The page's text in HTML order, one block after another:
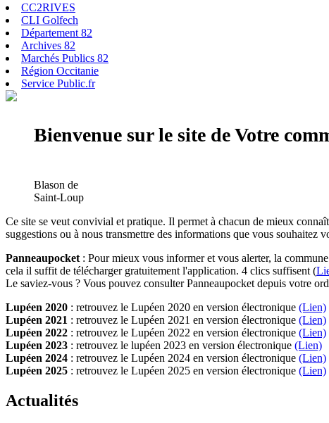
CC2RIVES
CLI Golfech
Département 82
Archives 82
Marchés Publics 82
Région Occitanie
Service Public.fr
Bienvenue sur le site de Votre
Blason de
Saint-Loup
Ce site se veut convivial et pratique. Il permet à chacun de mieux
suggestions ou à nous transmettre des informations que vous souhaitez
Panneaupocket : Pour mieux vous informer et vous alerter, la
cela il suffit de télécharger gratuitement l'application. 4 clics suffisent (
Le saviez-vous ? Vous pouvez consulter Panneaupocket depuis votre
Lupéen 2020 : retrouvez le Lupéen 2020 en version électronique (Lien)
Lupéen 2021 : retrouvez le Lupéen 2021 en version électronique (Lien)
Lupéen 2022 : retrouvez le Lupéen 2022 en version électronique (Lien)
Lupéen 2023 : retrouvez le lupéen 2023 en version électronique (Lien)
Lupéen 2024 : retrouvez le Lupéen 2024 en version électronique (Lien)
Lupéen 2025 : retrouvez le Lupéen 2025 en version électronique (Lien)
Actualités